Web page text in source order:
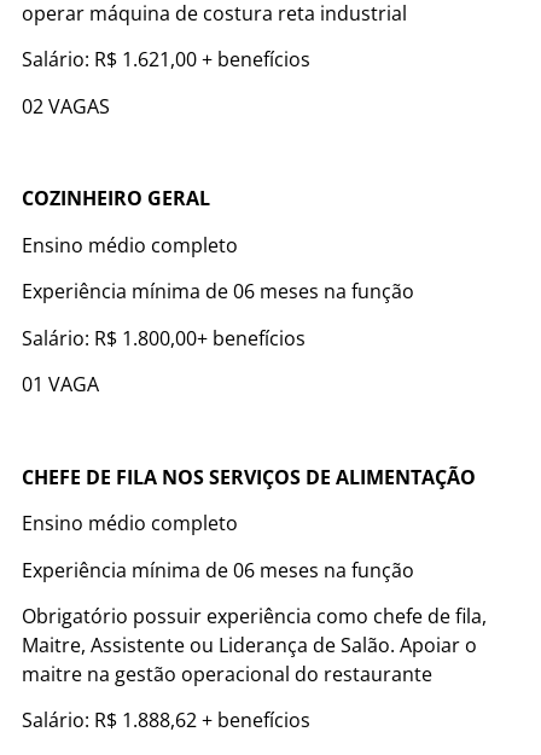
operar máquina de costura reta industrial
Salário: R$ 1.621,00 + benefícios
02 VAGAS
COZINHEIRO GERAL
Ensino médio completo
Experiência mínima de 06 meses na função
Salário: R$ 1.800,00+ benefícios
01 VAGA
CHEFE DE FILA NOS SERVIÇOS DE ALIMENTAÇÃO
Ensino médio completo
Experiência mínima de 06 meses na função
Obrigatório possuir experiência como chefe de fila,
Maitre, Assistente ou Liderança de Salão. Apoiar o
maitre na gestão operacional do restaurante
Salário: R$ 1.888,62 + benefícios